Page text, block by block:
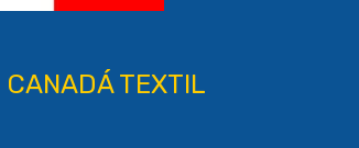
CANADÁ TEXTIL